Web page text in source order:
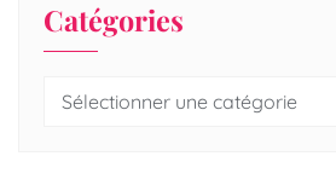
Catégories